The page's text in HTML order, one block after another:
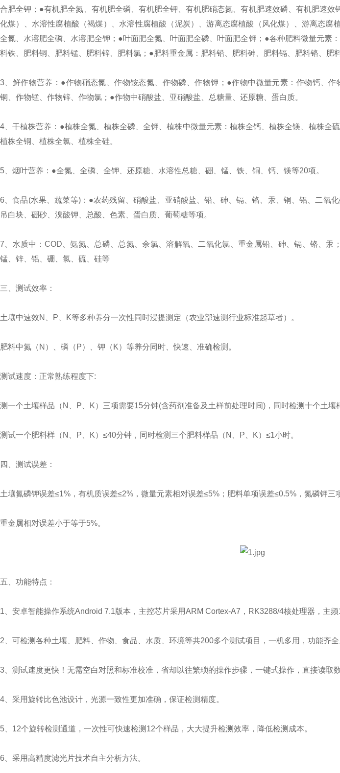
合肥全钾；●有机肥全氮、有机肥全磷、有机肥全钾、有机肥硝态氮、有机肥速效磷、有机肥速
化煤）、水溶性腐植酸（褐煤）、水溶性腐植酸（泥炭）、游离态腐植酸（风化煤）、游离态腐
全氮、水溶肥全磷、水溶肥全钾；●叶面肥全氮、叶面肥全磷、叶面肥全钾；●各种肥料微量元素
料铁、肥料铜、肥料锰、肥料锌、肥料氯；●肥料重金属：肥料铅、肥料砷、肥料镉、肥料铬、肥料
3、鲜作物营养：●作物硝态氮、作物铵态氮、作物磷、作物钾；●作物中微量元素：作物钙、
铜、作物锰、作物锌、作物氯；●作物中硝酸盐、亚硝酸盐、总糖量、还原糖、蛋白质。
4、干植株营养：●植株全氮、植株全磷、全钾、植株中微量元素：植株全钙、植株全镁、植株全
植株全铜、植株全氯、植株全硅。
5、烟叶营养：●全氮、全磷、全钾、还原糖、水溶性总糖、硼、锰、铁、铜、钙、镁等20项。
6、食品(水果、蔬菜等)：●农药残留、硝酸盐、亚硝酸盐、铅、砷、镉、铬、汞、铜、铝、二氧
吊白块、硼砂、溴酸钾、总酸、色素、蛋白质、葡萄糖等项。
7、水质中：COD、氨氮、总磷、总氮、余氯、溶解氧、二氧化氯、重金属铅、砷、镉、铬、汞
锰、锌、铝、硼、氯、硫、硅等
三、测试效率：
土壤中速效N、P、K等多种养分一次性同时浸提测定（农业部速测行业标准起草者）。
肥料中氮（N）、磷（P）、钾（K）等养分同时、快速、准确检测。
测试速度：正常熟练程度下:
测一个土壤样品（N、P、K）三项需要15分钟(含药剂准备及土样前处理时间)，同时检测十个土壤
测试一个肥料样（N、P、K）≤40分钟，同时检测三个肥料样品（N、P、K）≤1小时。
四、测试误差：
土壤氮磷钾误差≤1%，有机质误差≤2%，微量元素相对误差≤5%；肥料单项误差≤0.5%，氮磷钾三
重金属相对误差小于等于5%。
五、功能特点：
1、安卓智能操作系统Android 7.1版本，主控芯片采用ARM Cortex-A7，RK3288/4核处理器，主
2、可检测各种土壤、肥料、作物、食品、水质、环境等共200多个测试项目，一机多用，功能齐全
3、测试速度更快！无需空白对照和标准校准，省却以往繁琐的操作步骤，一键式操作，直接读取
4、采用旋转比色池设计，光源一致性更加准确，保证检测精度。
5、12个旋转检测通道，一次性可快速检测12个样品，大大提升检测效率，降低检测成本。
6、采用高精度滤光片技术自主分析方法。